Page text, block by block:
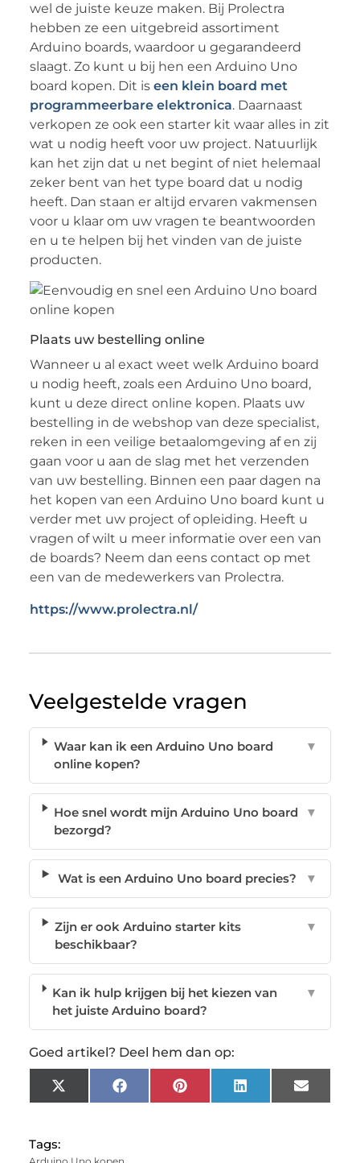
wel de juiste keuze maken. Bij Prolectra
hebben ze een uitgebreid assortiment
Arduino boards, waardoor u gegarandeerd
slaagt. Zo kunt u bij hen een Arduino Uno
board kopen. Dit is een klein board met
programmeerbare elektronica. Daarnaast
verkopen ze ook een starter kit waar alles in zit
wat u nodig heeft voor uw project. Natuurlijk
kan het zijn dat u net begint of niet helemaal
zeker bent van het type board dat u nodig
heeft. Dan staan er altijd ervaren vakmensen
voor u klaar om uw vragen te beantwoorden
en u te helpen bij het vinden van de juiste
producten.
Plaats uw bestelling online
Wanneer u al exact weet welk Arduino board
u nodig heeft, zoals een Arduino Uno board,
kunt u deze direct online kopen. Plaats uw
bestelling in de webshop van deze specialist,
reken in een veilige betaalomgeving af en zij
gaan voor u aan de slag met het verzenden
van uw bestelling. Binnen een paar dagen na
het kopen van een Arduino Uno board kunt u
verder met uw project of opleiding. Heeft u
vragen of wilt u meer informatie over een van
de boards? Neem dan eens contact op met
een van de medewerkers van Prolectra.
https://www.prolectra.nl/
Veelgestelde vragen
Waar kan ik een Arduino Uno board
online kopen?
▼
Hoe snel wordt mijn Arduino Uno board
bezorgd?
▼
Wat is een Arduino Uno board precies? ▼
Zijn er ook Arduino starter kits
beschikbaar?
▼
Kan ik hulp krijgen bij het kiezen van
het juiste Arduino board?
▼
Goed artikel? Deel hem dan op:
X
(Twitter)
FacebookPinterest LinkedIn Email
Tags: